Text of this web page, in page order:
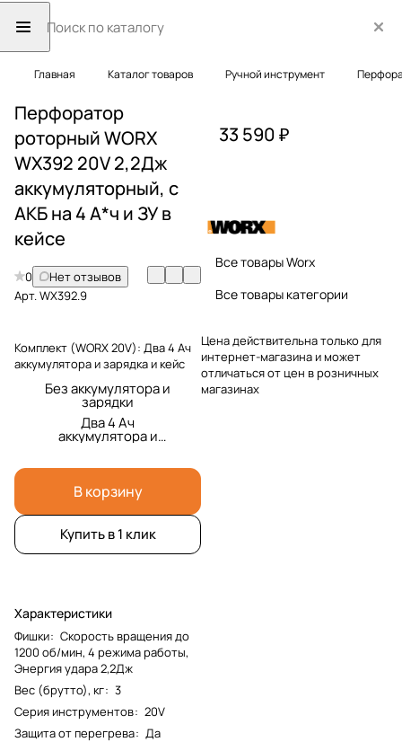
Главная Каталог товаров Ручной инструмент
Перфоратор
роторный WORX
WX392 20V 2,2Дж
аккумуляторный, с
АКБ на 4 А*ч и ЗУ в
кейсе
0
Нет отзывов
Арт.WX392.9
Комплект (WORX 20V): Два 4 Ач
аккумулятора и зарядка и кейс
Без аккумулятора и
зарядки
Два 4 Ач
аккумулятора и
зарядка и кейс
В корзину
Купить в 1 клик
Характеристики
Фишки: Скорость вращения до
1200 об/мин, 4 режима работы,
Энергия удара 2,2Дж
Вес (брутто), кг: 3
Серия инструментов: 20V
Защита от перегрева: Да
33 590 ₽
Все товары Worx
Все товары категории
Цена действительна только для
интернет-магазина и может
отличаться от цен в розничных
магазинах